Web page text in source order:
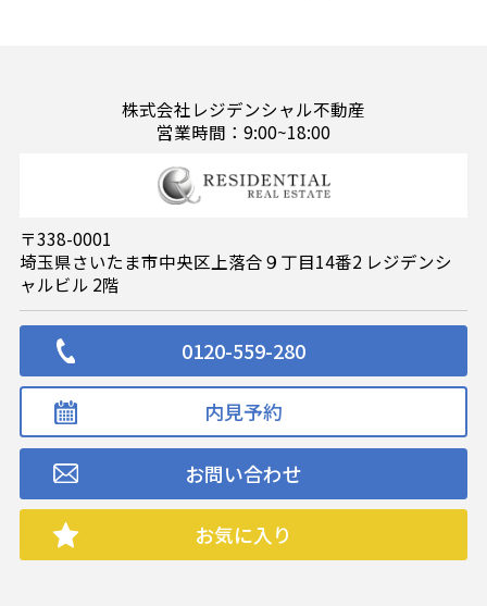
株式会社レジデンシャル不動産
営業時間：9:00~18:00
〒338-0001
埼玉県さいたま市中央区上落合９丁目14番2 レジデンシ
ャルビル 2階
0120-559-280
内見予約
お問い合わせ
お気に入り